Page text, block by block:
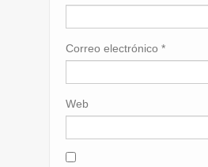
Correo electrónico *
Web